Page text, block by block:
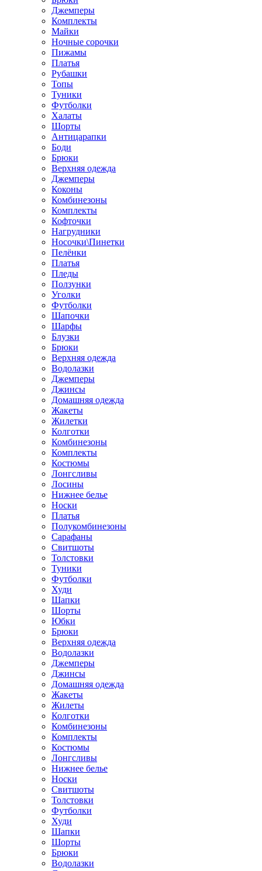
Джемперы
Комплекты
Майки
Ночные сорочки
Пижамы
Платья
Рубашки
Топы
Туники
Футболки
Халаты
Шорты
Антицарапки
Боди
Брюки
Верхняя одежда
Джемперы
Коконы
Комбинезоны
Комплекты
Кофточки
Нагрудники
Носочки\Пинетки
Пелёнки
Платья
Пледы
Ползунки
Уголки
Футболки
Шапочки
Шарфы
Блузки
Брюки
Верхняя одежда
Водолазки
Джемперы
Джинсы
Домашняя одежда
Жакеты
Жилетки
Колготки
Комбинезоны
Комплекты
Костюмы
Лонгсливы
Лосины
Нижнее белье
Носки
Платья
Полукомбинезоны
Сарафаны
Свитшоты
Толстовки
Туники
Футболки
Худи
Шапки
Шорты
Юбки
Брюки
Верхняя одежда
Водолазки
Джемперы
Джинсы
Домашняя одежда
Жакеты
Жилеты
Колготки
Комбинезоны
Комплекты
Костюмы
Лонгсливы
Нижнее белье
Носки
Свитшоты
Толстовки
Футболки
Худи
Шапки
Шорты
Брюки
Водолазки